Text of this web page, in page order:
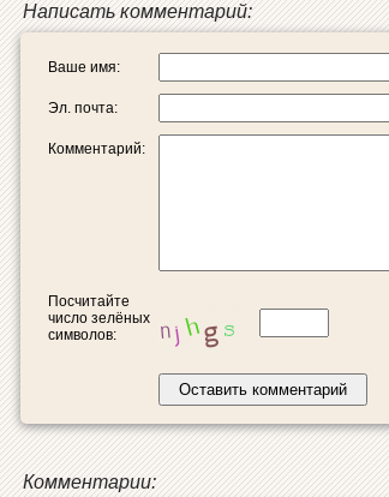
Написать комментарий:
Ваше имя:
Эл. почта:
Комментарий:
Посчитайте
число зелёных
символов:
Комментарии: